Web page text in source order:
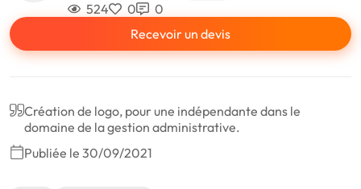
524 0
0
Recevoir un devis
Création de logo, pour une indépendante dans le
domaine de la gestion administrative.
Publiée le 30/09/2021